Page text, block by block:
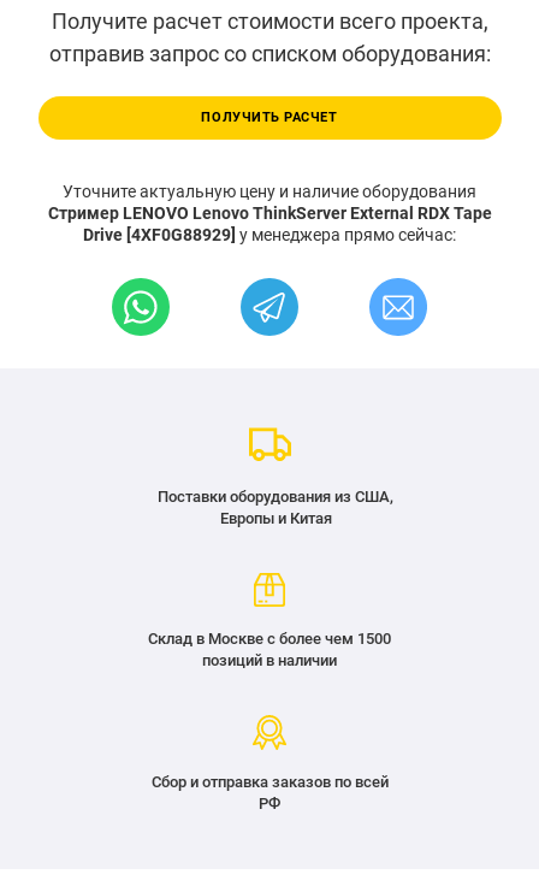
Получите расчет стоимости всего проекта,
отправив запрос со списком оборудования:
ПОЛУЧИТЬ РАСЧЕТ
Уточните актуальную цену и наличие оборудования
Стример LENOVO Lenovo ThinkServer External RDX Tape
Drive [4XF0G88929] у менеджера прямо сейчас:
Поставки оборудования из США,
Европы и Китая
Склад в Москве с более чем 1500
позиций в наличии
Сбор и отправка заказов по всей
РФ